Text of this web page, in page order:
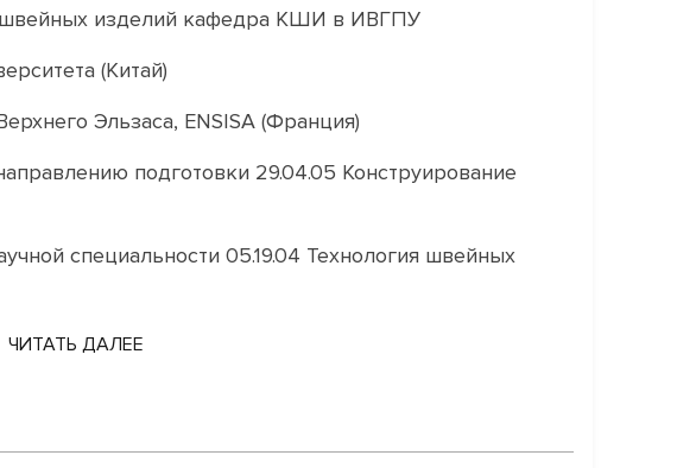
изделий кафедра КШИ в ИВГПУ
(Китай)
Эльзаса, ENSISA (Франция)
подготовки 29.04.05 Конструирование
специальности 05.19.04 Технология швейных
ЧИТАТЬ ДАЛЕЕ